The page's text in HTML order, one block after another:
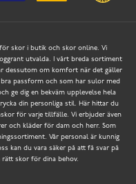
skor i butik och skor online. Vi
utvalda. I vårt breda sortiment
dessutom om komfort när det gäller
passform och som har sulor med
ge dig en bekväm upplevelse hela
din personliga stil. Här hittar du
för varje tillfälle. Vi erbjuder även
och kläder för dam och herr. Som
Vår personal är kunnig
kan du vara säker på att få svar på
skor för dina behov.